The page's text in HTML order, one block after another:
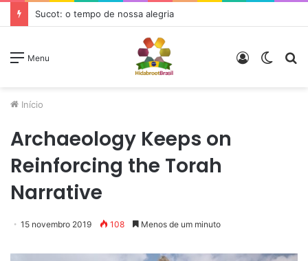
Sucot: o tempo de nossa alegria
Menu
Switch
Entrar
Início
Archaeology Keeps on
Reinforcing the Torah
Narrative
15 novembro 2019 108 Menos de um minuto